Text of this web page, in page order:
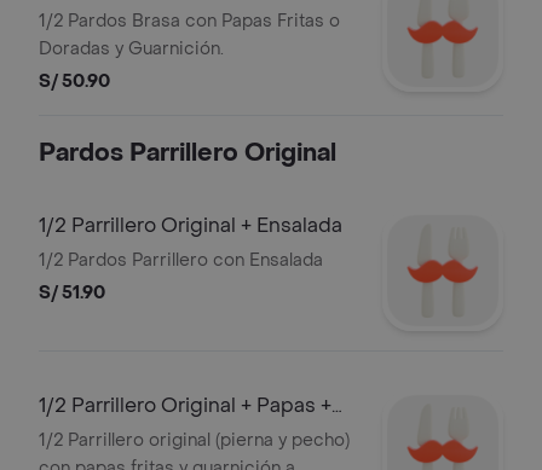
ensalada
1/2 Pardos Brasa con Papas Fritas o
Doradas y Guarnición.
S/ 50.90
Pardos Parrillero Original
1/2 Parrillero Original + Ensalada
1/2 Pardos Parrillero con Ensalada
S/ 51.90
1/2 Parrillero Original + Papas +
Ensal.
1/2 Parrillero original (pierna y pecho)